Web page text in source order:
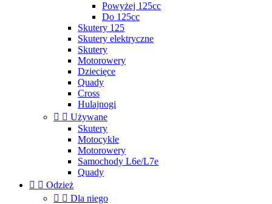
Powyżej 125cc
Do 125cc
Skutery 125
Skutery elektryczne
Skutery
Motorowery
Dziecięce
Quady
Cross
Hulajnogi
  Używane
Skutery
Motocykle
Motorowery
Samochody L6e/L7e
Quady
  Odzież
  Dla niego